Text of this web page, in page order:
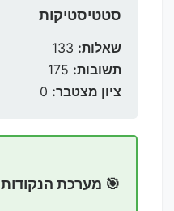
סטטיסטיקות
שאלות:
תשובות:
ציון מצטבר:
🎯 מערכת הנקודות